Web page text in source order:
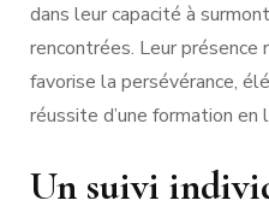
dans leur capacité à
rencontrées. Leur présence
favorise la persévérance,
réussite d’une formation en
Un suivi